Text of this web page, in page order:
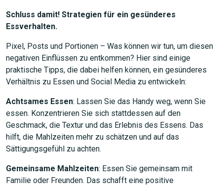
Schluss damit! Strategien für ein gesünderes
Essverhalten.
Pixel, Posts und Portionen – Was können wir tun, um diesen
negativen Einflüssen zu entkommen? Hier sind einige
praktische Tipps, die dabei helfen können, ein gesünderes
Verhältnis zu Essen und Social Media zu entwickeln:
Achtsames Essen: Lassen Sie das Handy weg, wenn Sie
essen. Konzentrieren Sie sich stattdessen auf den
Geschmack, die Textur und das Erlebnis des Essens. Das
hilft, die Mahlzeiten mehr zu schätzen und auf das
Sättigungsgefühl zu achten.
Gemeinsame Mahlzeiten: Essen Sie gemeinsam mit
Familie oder Freunden. Das schafft eine positive
JETZT SUCHEN